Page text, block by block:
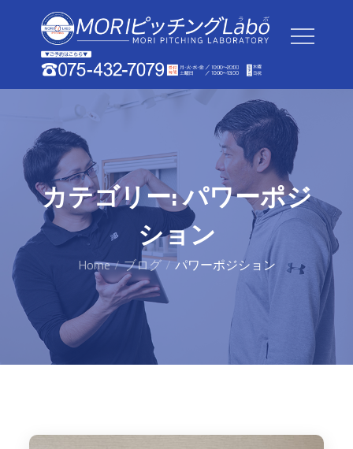
content
カテゴリー:パワーポジ
ション
Home ブログ パワーポジション